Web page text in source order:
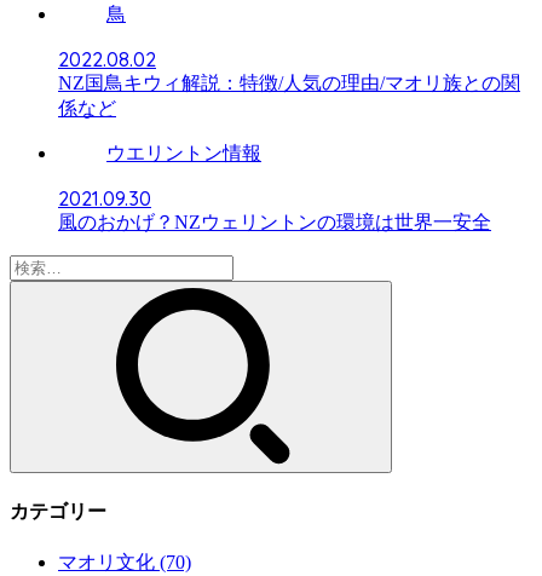
鳥
2022.08.02
NZ国鳥キウィ解説：特徴/人気の理由/マオリ族との関
係など
ウエリントン情報
2021.09.30
風のおかげ？NZウェリントンの環境は世界一安全
検
索:
カテゴリー
マオリ文化 (70)